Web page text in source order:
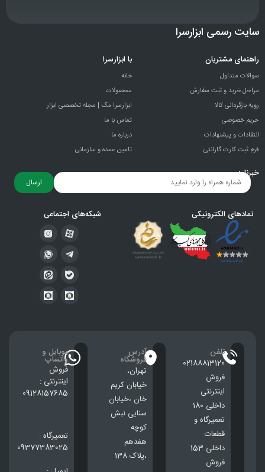
سایت رسمی ابزارسرا
راهنمای مشتریان
سوالات متداول
مراحل خرید و ثبت سفارش
رویه بازگردانی کالا
حریم خصوصی
انتقادات و پيشنهادات
فرم ثبت کارت گارانتی
با ابزارسرا
خانه
محصولات
ابزارسرا مگ | مجله تخصصی ابزار
تماس با ما
درباره ما
تامین عمده و سازمانی
خبرنامه
ارسال
نمادهای الکترونیکی شبکه‌های اجتماعی
تلفن
02188813120
فروش
اینترنتی
داخلی 180
تعمیرگاه و
قطعات
داخلی 153
فروش
آدرس
فروشگاه
تهران،
خيابان كريم
خان ،خيابان
سنایی نبش
کوچه
هفدهم
،پلاک 138
موبایل و
واتساپ
فروش
اینترنتی :
09128157685
تعمیرگاه :
09377383025